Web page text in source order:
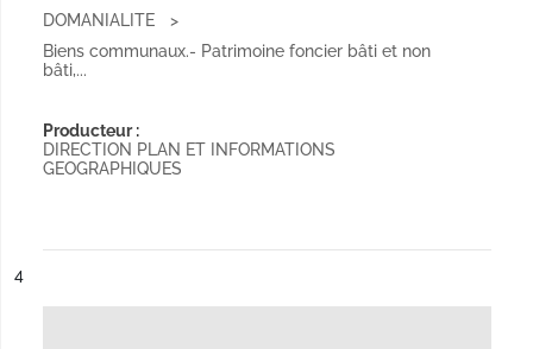
DOMANIALITE
Biens communaux.- Patrimoine foncier bâti et non
bâti,...
Producteur :
DIRECTION PLAN ET INFORMATIONS
GEOGRAPHIQUES
n°
4